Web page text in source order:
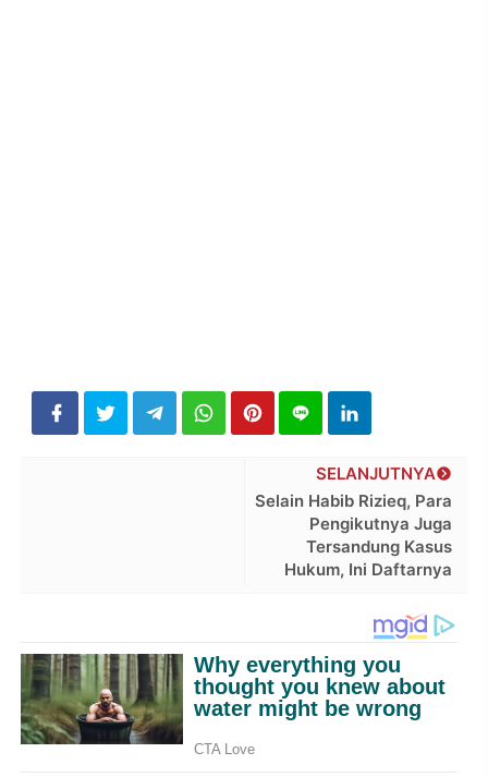
SELANJUTNYA
Selain Habib Rizieq, Para
Pengikutnya Juga
Tersandung Kasus
Hukum, Ini Daftarnya